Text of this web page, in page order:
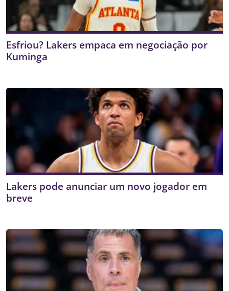
Esfriou? Lakers empaca em negociação por
Kuminga
Lakers pode anunciar um novo jogador em
breve